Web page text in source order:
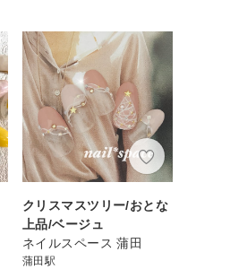
クリスマスツリー/おとな
上品/ベージュ
ネイルスペース 蒲田
蒲田駅